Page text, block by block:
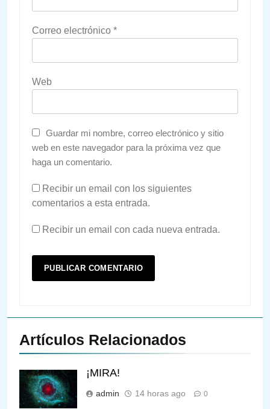
Correo electrónico *
Web
Guardar mi nombre, correo electrónico y sitio
web en este navegador para la próxima vez que
haga un comentario.
Recibir un email con los siguientes
comentarios a esta entrada.
Recibir un email con cada nueva entrada.
Artículos Relacionados
¡MIRA!
admin 14 horas ago 0